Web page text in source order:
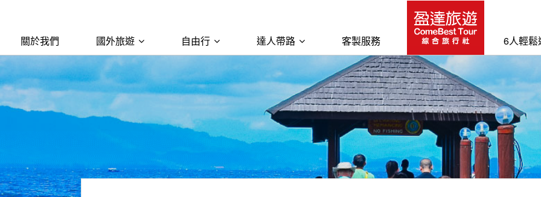
關於我們 國外旅遊 自由行 達人帶路 客製服務 6人輕